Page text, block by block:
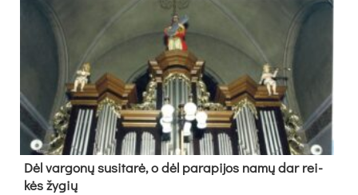
Dėl var­go­nų su­si­ta­rė, o dėl pa­ra­pi­jos na­mų dar rei­
kės žy­gių